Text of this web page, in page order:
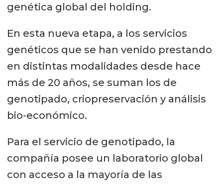
genética global del holding.
En esta nueva etapa, a los servicios
genéticos que se han venido prestando
en distintas modalidades desde hace
más de 20 años, se suman los de
genotipado, criopreservación y análisis
bio-económico.
Para el servicio de genotipado, la
compañía posee un laboratorio global
con acceso a la mayoría de las